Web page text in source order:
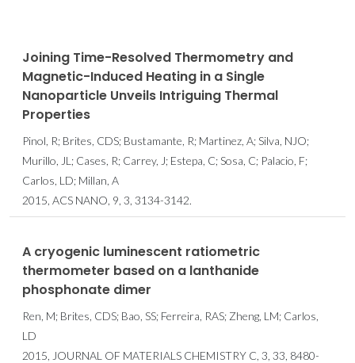
Joining Time-Resolved Thermometry and
Magnetic-Induced Heating in a Single
Nanoparticle Unveils Intriguing Thermal
Properties
Pinol, R; Brites, CDS; Bustamante, R; Martinez, A; Silva, NJO;
Murillo, JL; Cases, R; Carrey, J; Estepa, C; Sosa, C; Palacio, F;
Carlos, LD; Millan, A
2015, ACS NANO, 9, 3, 3134-3142.
A cryogenic luminescent ratiometric
thermometer based on a lanthanide
phosphonate dimer
Ren, M; Brites, CDS; Bao, SS; Ferreira, RAS; Zheng, LM; Carlos,
LD
2015, JOURNAL OF MATERIALS CHEMISTRY C, 3, 33, 8480-